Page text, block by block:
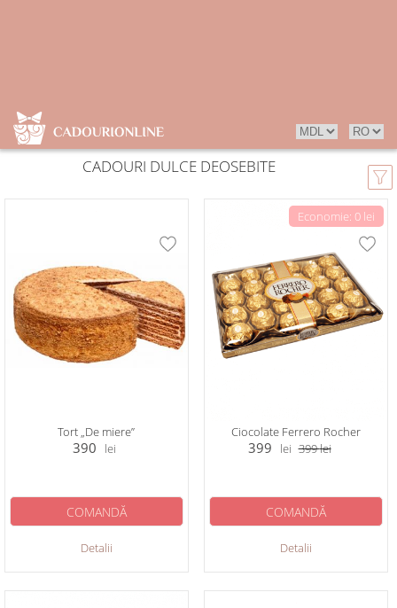
CADOURI DULCE DEOSEBITE
Tort „De miere”
390 lei
Detalii
COMANDĂ
Economie: 0 lei
Ciocolate Ferrero Rocher
399 lei 399lei
Detalii
COMANDĂ